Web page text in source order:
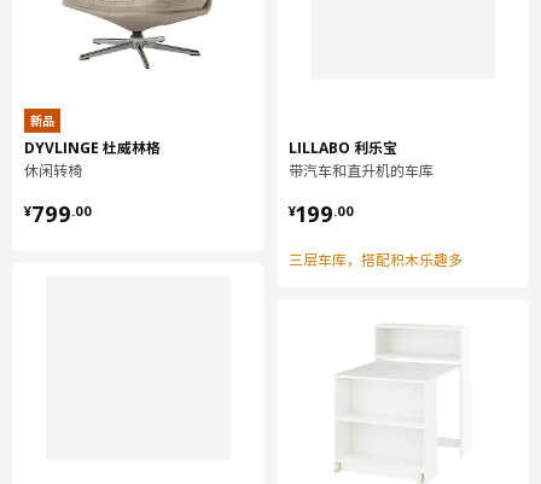
新品
DYVLINGE 杜威林格
休闲转椅
¥799.00
¥ 799.00
LILLABO 利乐宝
带汽车和直升机的车库
¥199.00
¥ 199.00
三层车库，搭配积木乐趣多